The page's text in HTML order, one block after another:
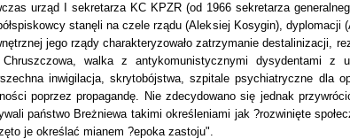
urząd I sekretarza KC KPZR (od 1966 sekretarza
stanęli na czele rządu (Aleksiej Kosygin), dyplomacji
jego rządy charakteryzowało zatrzymanie destalinizacji,
walka z antykomunistycznymi dysydentami z
inwigilacja, skrytobójstwa, szpitale psychiatryczne dla
poprzez propagandę. Nie zdecydowano się jednak
państwo Breżniewa takimi określeniami jak ?rozwinięte
je określać mianem ?epoka zastoju".